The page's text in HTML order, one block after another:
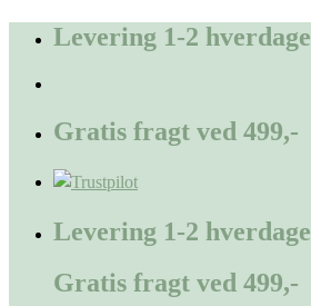
FortsætLevering 1-2 hverdage
Gratis fragt ved 499,-
Levering 1-2 hverdage
Gratis fragt ved 499,-